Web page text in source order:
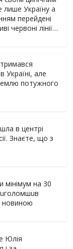
Україну а
перейдені
червоні лінії…
але
потужного
в центрі
Знаєте, що з
мінімум на 30
новиною
Юлія